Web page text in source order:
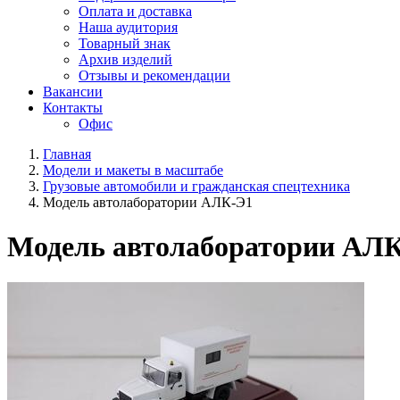
Оплата и доставка
Наша аудитория
Товарный знак
Архив изделий
Отзывы и рекомендации
Вакансии
Контакты
Офис
Главная
Модели и макеты в масштабе
Грузовые автомобили и гражданская спецтехника
Модель автолаборатории АЛК-Э1
Модель автолаборатории